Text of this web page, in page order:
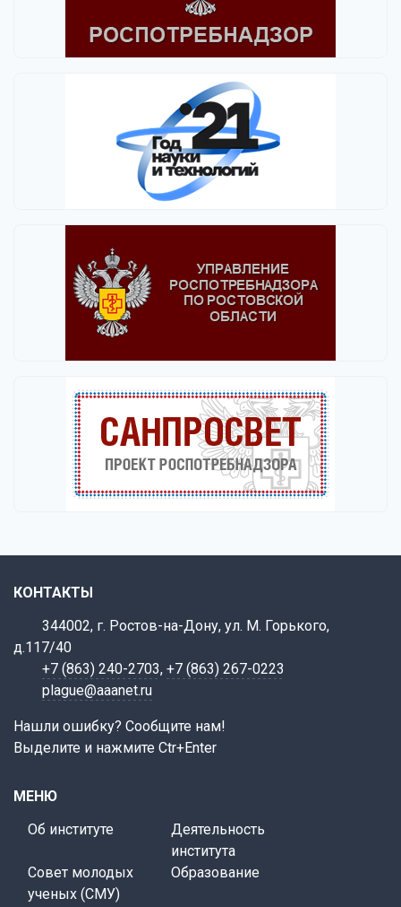
КОНТАКТЫ
344002, г. Ростов-на-Дону, ул. М. Горького,
д.117/40
+7 (863) 240-2703, +7 (863) 267-0223
plague@aaanet.ru
Нашли ошибку? Сообщите нам!
Выделите и нажмите Ctr+Enter
МЕНЮ
Об институте
Деятельность
института
Совет молодых
ученых (СМУ)
Образование